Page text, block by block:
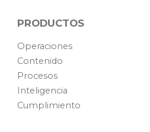
PRODUCTOS
Operaciones
Contenido
Procesos
Inteligencia
Cumplimiento